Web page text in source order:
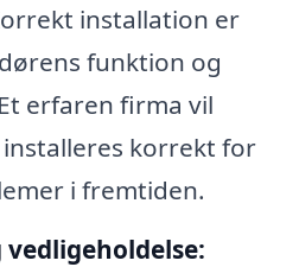
installation er
funktion og
erfaren firma vil
korrekt for
i fremtiden.